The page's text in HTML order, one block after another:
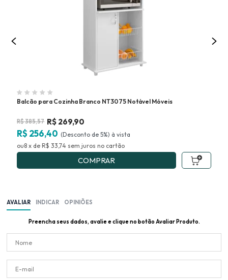
Balcão para Cozinha Branco NT3075 Notável Móveis
R$385,57 R$ 269,90
R$ 256,40 (Desconto de 5%)
8 x de R$ 33,74 sem juros no
COMPRAR
AVALIAR INDICAR OPINIÕES
Preencha seus dados, avalie e clique no botão Avaliar Produto.